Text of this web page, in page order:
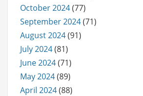
October 2024(77)
September 2024(71)
August 2024(91)
July 2024(81)
June 2024(71)
May 2024(89)
April 2024(88)